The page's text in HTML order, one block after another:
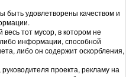
быть удовлетворены качеством и
тот мусор, в котором не
информации, способной
либо он содержит оскорбления,
проекта, рекламу на